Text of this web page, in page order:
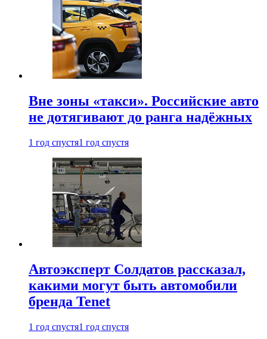
Вне зоны «такси». Российские авто
не дотягивают до ранга надёжных
1 год спустя1 год спустя
Автоэксперт Солдатов рассказал,
какими могут быть автомобили
бренда Tenet
1 год спустя1 год спустя